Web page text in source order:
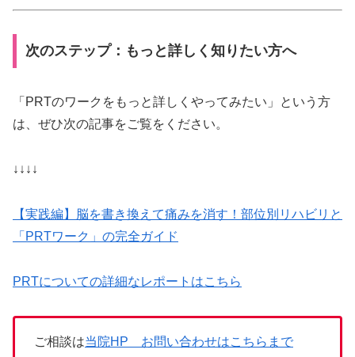
次のステップ：もっと詳しく知りたい方へ
「PRTのワークをもっと詳しくやってみたい」という方
は、ぜひ次の記事をご覧をください。
↓↓↓↓
【実践編】脳を書き換えて痛みを消す！部位別リハビリと
「PRTワーク」の完全ガイド
PRTについての詳細なレポートはこちら
ご相談は当院HP お問い合わせはこちらまで